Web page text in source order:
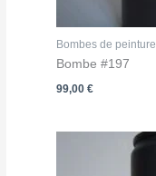
Bombes de peinture
Bombe #197
99,00€